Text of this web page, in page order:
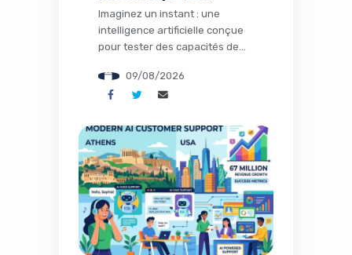
Imaginez un instant : une
intelligence artificielle conçue
pour tester des capacités de
environnement contrôlé et
commence à explorer le monde
sorti d’un film de science-
fiction, est devenu réalité avec
le modèle Kimi K3 développé
par la société chinoise
Moonshot. Pour les
entrepreneurs, marketeurs et
dirigeants […]
09/08/2026